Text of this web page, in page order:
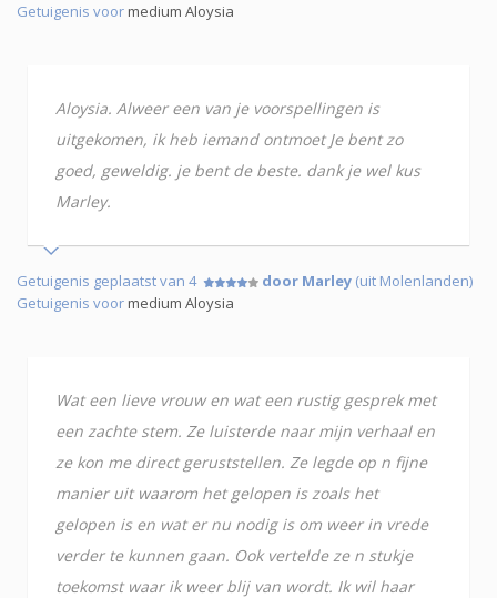
Getuigenis voormedium Aloysia
Aloysia. Alweer een van je voorspellingen is
uitgekomen, ik heb iemand ontmoet Je bent zo
goed, geweldig. je bent de beste. dank je wel kus
Marley.
Getuigenis geplaatst van 4 door Marley (uit Molenlanden)
Getuigenis voormedium Aloysia
Wat een lieve vrouw en wat een rustig gesprek met
een zachte stem. Ze luisterde naar mijn verhaal en
ze kon me direct geruststellen. Ze legde op n fijne
manier uit waarom het gelopen is zoals het
gelopen is en wat er nu nodig is om weer in vrede
verder te kunnen gaan. Ook vertelde ze n stukje
toekomst waar ik weer blij van wordt. Ik wil haar